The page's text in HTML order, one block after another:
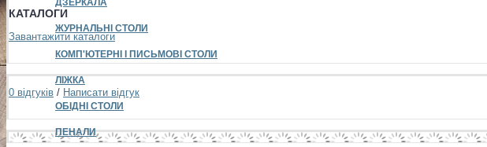
ДЗЕРКАЛА
ЖУРНАЛЬНІ СТОЛИ
КОМП'ЮТЕРНІ І ПИСЬМОВІ СТОЛИ
ЛІЖКА
ОБІДНІ СТОЛИ
ПЕНАЛИ
КАТАЛОГИ
Завантажити каталоги
0 відгуків / Написати відгук